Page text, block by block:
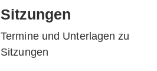
Sitzungen
Termine und Unterlagen zu
Sitzungen